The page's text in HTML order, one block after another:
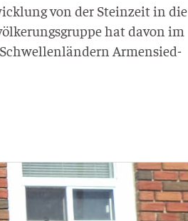
von der Stein­zeit in die
hat davon im
Armen­sied­